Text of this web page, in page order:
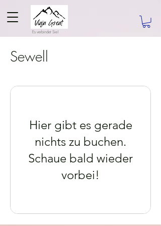
Es verbindet Sie!
Sewell
Hier gibt es gerade
nichts zu buchen.
Schaue bald wieder
vorbei!